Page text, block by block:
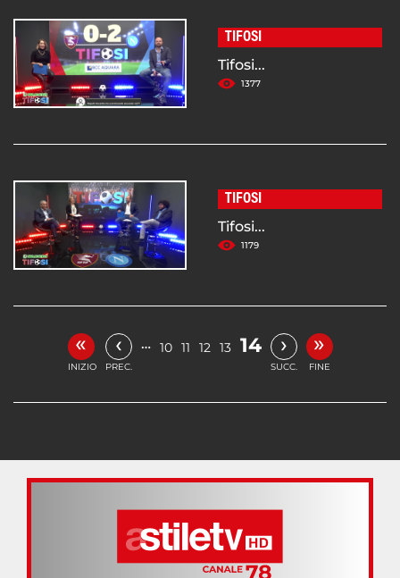
TIFOSI
Tifosi...
1377
TIFOSI
Tifosi...
1179
«
INIZIO
‹
PREC.
… 10 11 12 13 14 ›
SUCC.
»
FINE